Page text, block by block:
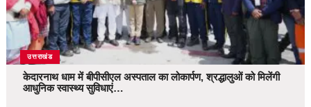
उत्तराखंड
केदारनाथ धाम में बीपीसीएल अस्पताल का लोकार्पण, श्रद्धालुओं को मिलेंगी
आधुनिक स्वास्थ्य सुविधाएं…